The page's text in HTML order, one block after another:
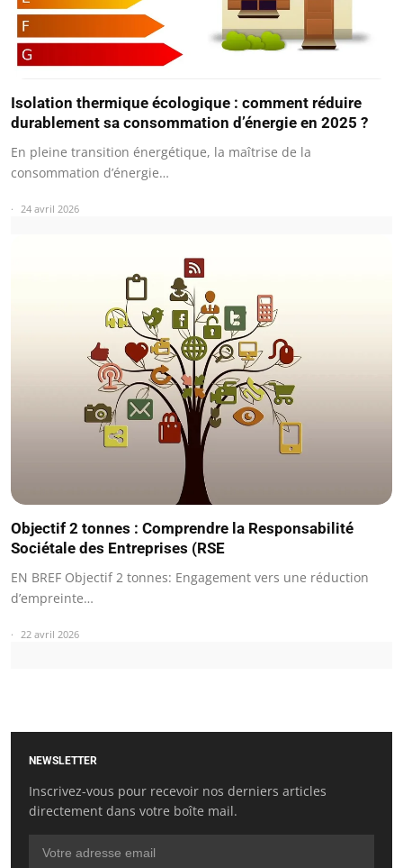
Isolation thermique écologique : comment réduire
durablement sa consommation d’énergie en 2025 ?
En pleine transition énergétique, la maîtrise de la
consommation d’énergie…
24 avril 2026
Objectif 2 tonnes : Comprendre la Responsabilité
Sociétale des Entreprises (RSE
EN BREF Objectif 2 tonnes: Engagement vers une réduction
d’empreinte…
22 avril 2026
NEWSLETTER
Inscrivez-vous pour recevoir nos derniers articles
directement dans votre boîte mail.